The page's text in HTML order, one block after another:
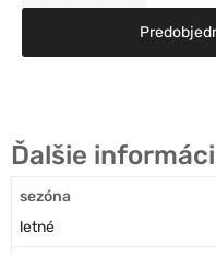
Ďalšie
sezóna
letné